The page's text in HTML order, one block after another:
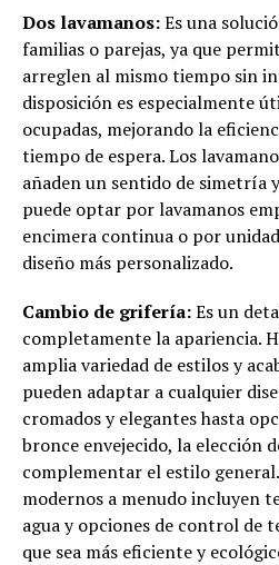
Dos lavamanos:Es una
familias o parejas, ya que
arreglen al mismo tiempo sin
disposición es especialmente
ocupadas, mejorando la
tiempo de espera. Los
añaden un sentido de simetría
puede optar por lavamanos
encimera continua o por
diseño más personalizado.
Cambio de grifería:Es un
completamente la apariencia.
amplia variedad de estilos y
pueden adaptar a cualquier
cromados y elegantes hasta
bronce envejecido, la elección
complementar el estilo
modernos a menudo incluyen
agua y opciones de control de
que sea más eficiente y